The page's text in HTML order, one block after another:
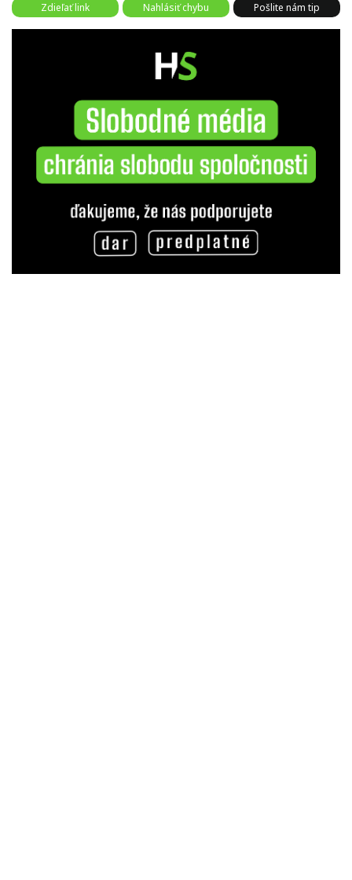
Zdieľať link Nahlásiť chybu Pošlite nám tip